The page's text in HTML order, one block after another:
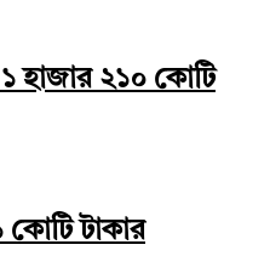
হাজার ২১০ কোটি
কোটি টাকার